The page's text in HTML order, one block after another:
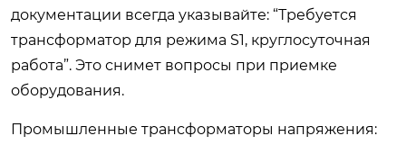
документации всегда указывайте: “Требуется
трансформатор для режима S1, круглосуточная
работа”. Это снимет вопросы при приемке
оборудования.
Промышленные трансформаторы напряжения: